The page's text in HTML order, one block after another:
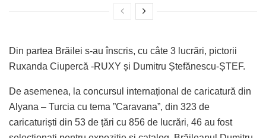
Din partea Brăilei s-au înscris, cu câte 3 lucrări, pictorii
Ruxanda Ciupercă -RUXY și Dumitru Ștefănescu-ȘTEF.
De asemenea, la concursul internațional de caricatură din
Alyana – Turcia cu tema ”Caravana”, din 323 de
caricaturiști din 53 de țări cu 856 de lucrări, 46 au fost